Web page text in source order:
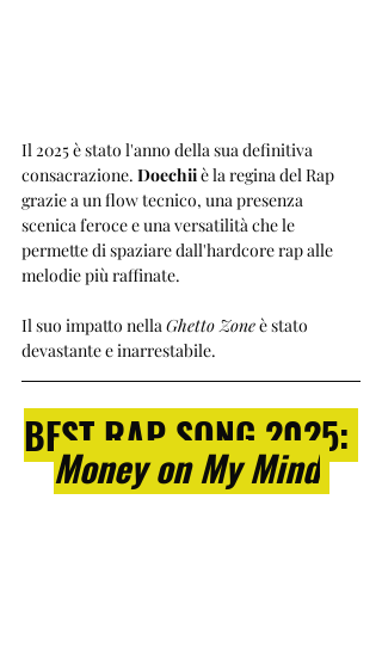
Il 2025 è stato l'anno della sua definitiva
consacrazione. Doechii è la regina del Rap
grazie a un flow tecnico, una presenza
scenica feroce e una versatilità che le
permette di spaziare dall'hardcore rap alle
melodie più raffinate.
Il suo impatto nella Ghetto Zone è stato
devastante e inarrestabile.
BEST RAP SONG 2025:
Money on My Mind